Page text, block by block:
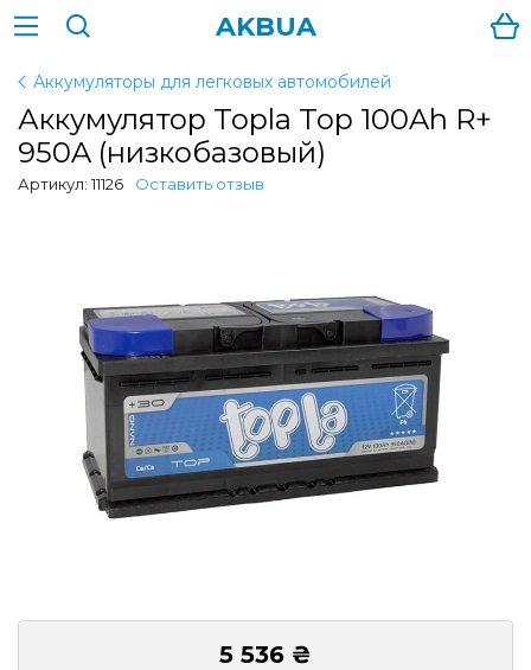
Аккумуляторы для легковых автомобилей
Аккумулятор Topla Top 100Ah R+
950A (низкобазовый)
Артикул: 11126 Оставить отзыв
5 536 ₴
AKBUA